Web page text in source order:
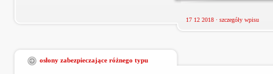
17 12 2018 · szczegóły wpisu
osłony zabezpieczające różnego typu